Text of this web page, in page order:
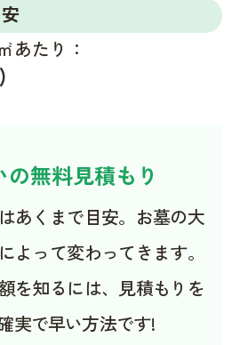
あたり：
の無料見積もり
あくまで目安。お墓の大
よって変わってきます。
を知るには、見積もりを
実で早い方法です!